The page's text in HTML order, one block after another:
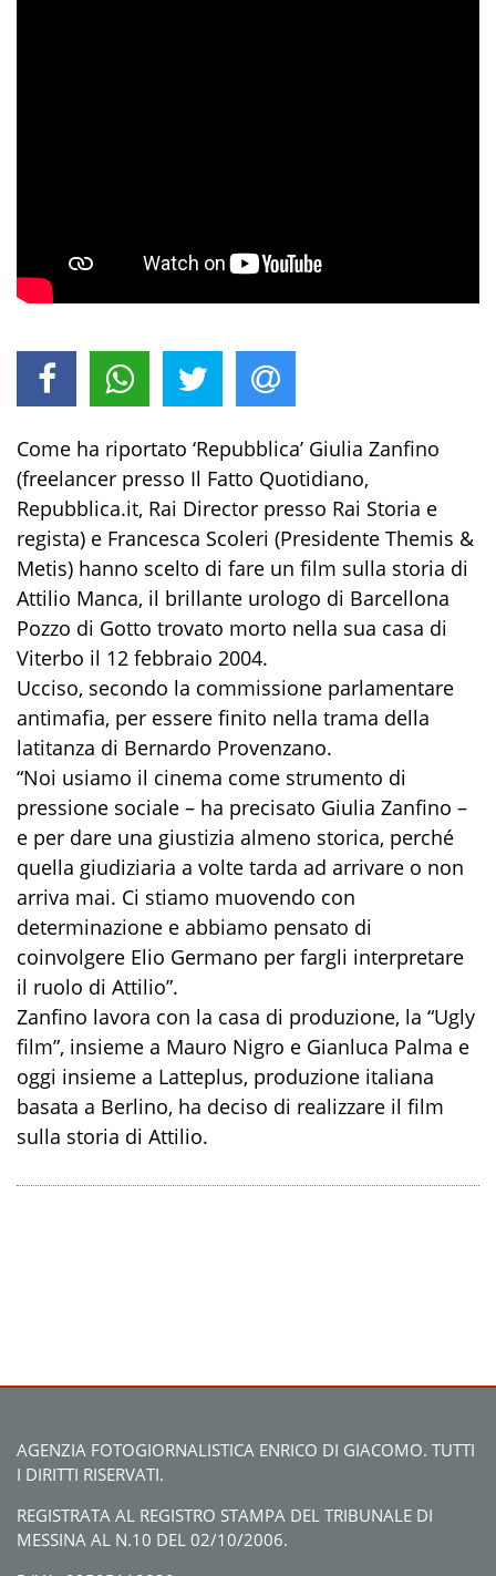
Come ha riportato ‘Repubblica’ Giulia Zanfino
(freelancer presso Il Fatto Quotidiano,
Repubblica.it, Rai Director presso Rai Storia e
regista) e Francesca Scoleri (Presidente Themis &
Metis) hanno scelto di fare un film sulla storia di
Attilio Manca, il brillante urologo di Barcellona
Pozzo di Gotto trovato morto nella sua casa di
Viterbo il 12 febbraio 2004.
Ucciso, secondo la commissione parlamentare
antimafia, per essere finito nella trama della
latitanza di Bernardo Provenzano.
“Noi usiamo il cinema come strumento di
pressione sociale – ha precisato Giulia Zanfino –
e per dare una giustizia almeno storica, perché
quella giudiziaria a volte tarda ad arrivare o non
arriva mai. Ci stiamo muovendo con
determinazione e abbiamo pensato di
coinvolgere Elio Germano per fargli interpretare
il ruolo di Attilio”.
Zanfino lavora con la casa di produzione, la “Ugly
film”, insieme a Mauro Nigro e Gianluca Palma e
oggi insieme a Latteplus, produzione italiana
basata a Berlino, ha deciso di realizzare il film
sulla storia di Attilio.
AGENZIA FOTOGIORNALISTICA ENRICO DI GIACOMO. TUTTI
I DIRITTI RISERVATI.
REGISTRATA AL REGISTRO STAMPA DEL TRIBUNALE DI
MESSINA AL N.10 DEL 02/10/2006.